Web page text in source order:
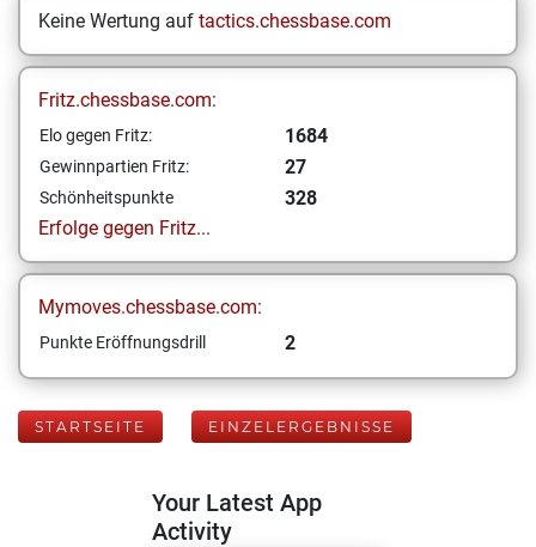
Keine Wertung auf tactics.chessbase.com
Fritz.chessbase.com:
Elo gegen Fritz: 1684
Gewinnpartien Fritz: 27
Schönheitspunkte
328
Erfolge gegen Fritz...
Mymoves.chessbase.com:
Punkte Eröffnungsdrill 2
STARTSEITE EINZELERGEBNISSE
Your Latest App
Activity